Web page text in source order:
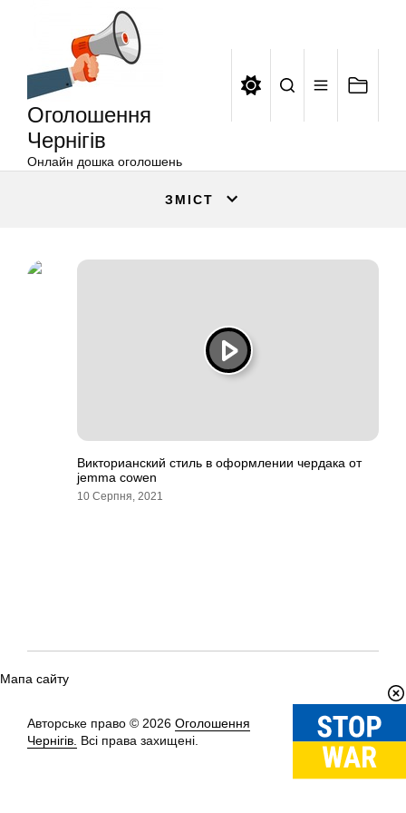
Оголошення
Чернігів
Онлайн дошка оголошень
ЗМІСТ
Викторианский стиль в оформлении чердака от
jemma cowen
10 Серпня, 2021
Мапа сайту
Авторське право © 2026 Оголошення
Чернігів. Всі права захищені.
Вгору↑